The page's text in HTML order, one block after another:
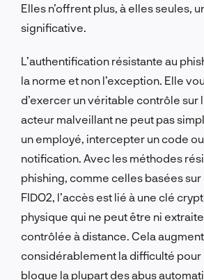
Elles n’offrent plus, à elles seules,
significative.
L’authentification résistante au
la norme et non l’exception. Elle
d’exercer un véritable contrôle sur
acteur malveillant ne peut pas
un employé, intercepter un code
notification. Avec les méthodes
phishing, comme celles basées
FIDO2, l’accès est lié à une clé
physique qui ne peut être ni
contrôlée à distance. Cela
considérablement la difficulté pour
bloque la plupart des abus